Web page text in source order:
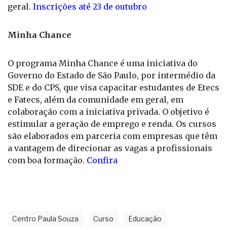
geral. Inscrições até 23 de outubro
Minha Chance
O programa Minha Chance é uma iniciativa do
Governo do Estado de São Paulo, por intermédio da
SDE e do CPS, que visa capacitar estudantes de Etecs
e Fatecs, além da comunidade em geral, em
colaboração com a iniciativa privada. O objetivo é
estimular a geração de emprego e renda. Os cursos
são elaborados em parceria com empresas que têm
a vantagem de direcionar as vagas a profissionais
com boa formação. Confira
Centro Paula Souza Curso Educação